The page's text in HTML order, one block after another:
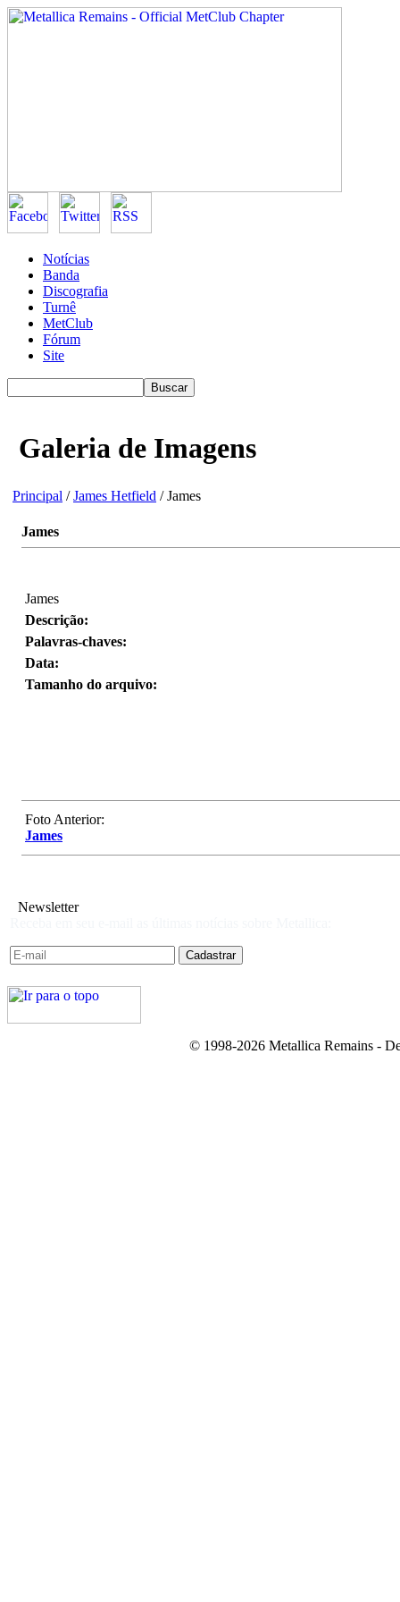
Notícias
Banda
Discografia
Turnê
MetClub
Fórum
Site
Galeria de Imagens
Principal /James Hetfield / James
James
James
Descrição:
Palavras-chaves:
Data:
Tamanho do arquivo:
Foto Anterior:
James
Newsletter
© 1998-2026 Metallica Remains -